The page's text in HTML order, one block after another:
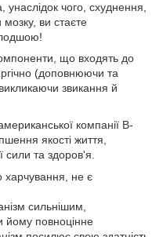
унаслідок чого, схуднення,
ви стаєте
що входять до
(доповнюючи та
звикання й
компанії B-
якості життя,
сили та здоров'я.
харчування, не є
сильнішим,
йому повноцінне